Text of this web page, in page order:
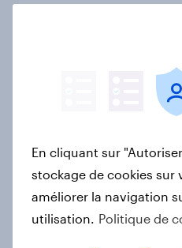
Furniture Trends
Netherlands
Article
En cliquant sur
stockage de cookies sur
améliorer la navigation
utilisation.
Politique de